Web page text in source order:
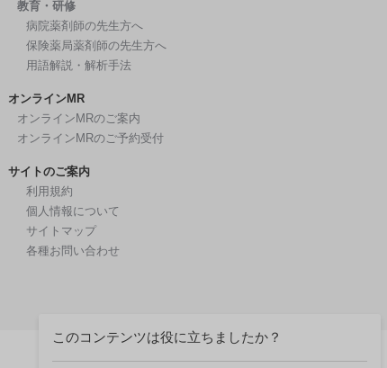
このコンテンツは役に立ちましたか？
教育・研修
病院薬剤師の先生方へ
保険薬局薬剤師の先生方へ
用語解説・解析手法
オンラインMR
オンラインMRのご案内
オンラインMRのご予約受付
サイトのご案内
利用規約
個人情報について
サイトマップ
各種お問い合わせ